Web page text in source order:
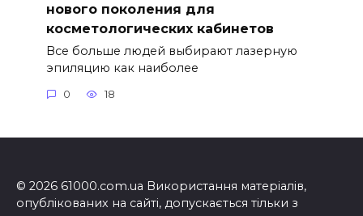
нового поколения для
косметологических кабинетов
Все больше людей выбирают лазерную
эпиляцию как наиболее
0 18
© 2026 61000.com.ua Використання матеріалів,
опублікованих на сайті, допускається тільки з